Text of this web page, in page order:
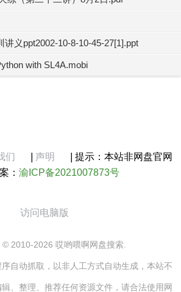
义ppt2002-10-8-10-45-27[1].ppt
with SL4A.mobi
们 声明
提示：本站非网盘官网
： 渝ICP备2021007873号
访问电脑版
2010-2026 哎哟喂啊网盘搜索.
自动抓取，以非人工方式自动生成，本站不
、整理、推荐任何资源文件，请合法使用网